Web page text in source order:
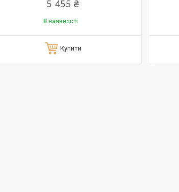
5 455 ₴
В наявності
Купити